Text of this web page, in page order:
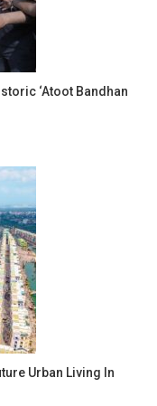
‘Atoot Bandhan
Urban Living In